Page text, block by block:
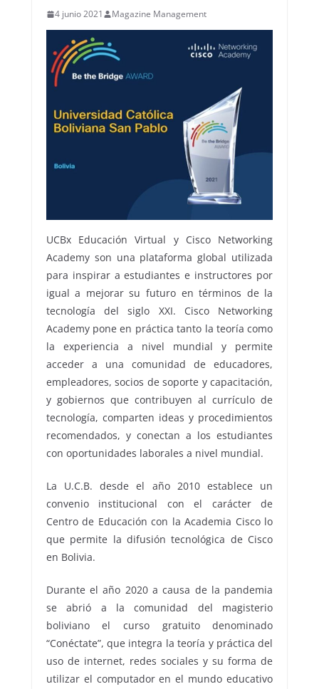
4 junio 2021 Magazine Management
UCBx Educación Virtual y Cisco Networking
Academy son una plataforma global utilizada
para inspirar a estudiantes e instructores por
igual a mejorar su futuro en términos de la
tecnología del siglo XXI. Cisco Networking
Academy pone en práctica tanto la teoría como
la experiencia a nivel mundial y permite
acceder a una comunidad de educadores,
empleadores, socios de soporte y capacitación,
y gobiernos que contribuyen al currículo de
tecnología, comparten ideas y procedimientos
recomendados, y conectan a los estudiantes
con oportunidades laborales a nivel mundial.
La U.C.B. desde el año 2010 establece un
convenio institucional con el carácter de
Centro de Educación con la Academia Cisco lo
que permite la difusión tecnológica de Cisco
en Bolivia.
Durante el año 2020 a causa de la pandemia
se abrió a la comunidad del magisterio
boliviano el curso gratuito denominado
“Conéctate”, que integra la teoría y práctica del
uso de internet, redes sociales y su forma de
utilizar el computador en el mundo educativo